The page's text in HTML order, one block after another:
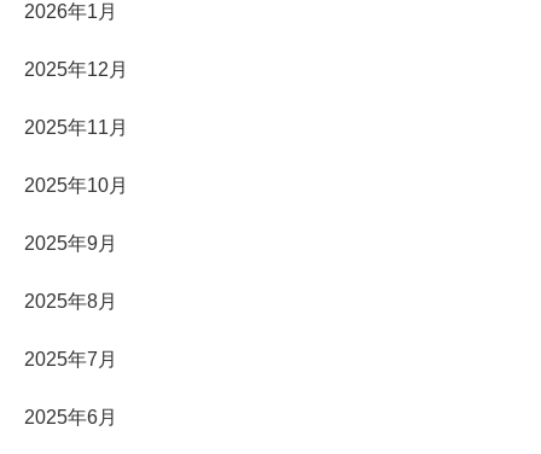
2026年1月
2025年12月
2025年11月
2025年10月
2025年9月
2025年8月
2025年7月
2025年6月